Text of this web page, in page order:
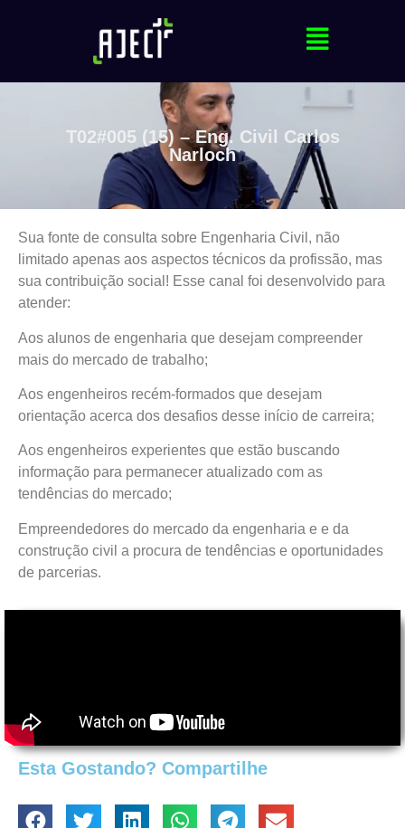
T02#005 (15) – Eng. Civil Carlos
Narloch
Sua fonte de consulta sobre Engenharia Civil, não
limitado apenas aos aspectos técnicos da profissão, mas
sua contribuição social! Esse canal foi desenvolvido para
atender:
Aos alunos de engenharia que desejam compreender
mais do mercado de trabalho;
Aos engenheiros recém-formados que desejam
orientação acerca dos desafios desse início de carreira;
Aos engenheiros experientes que estão buscando
informação para permanecer atualizado com as
tendências do mercado;
Empreendedores do mercado da engenharia e e da
construção civil a procura de tendências e oportunidades
de parcerias.
Esta Gostando? Compartilhe